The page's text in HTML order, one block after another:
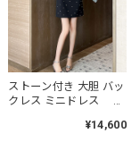
ストーン付き 大胆 バッ
クレス ミニドレス
¥14,600